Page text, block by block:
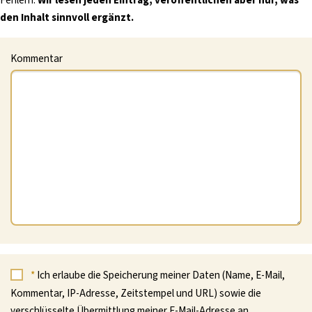
den Inhalt sinnvoll ergänzt.
Kommentar
*Ich erlaube die Speicherung meiner Daten (Name, E-Mail,
Kommentar, IP-Adresse, Zeitstempel und URL) sowie die